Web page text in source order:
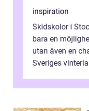
inspiration
Skidskolor i
bara en
utan även en
Sveriges